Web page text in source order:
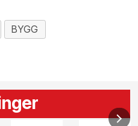
BYGG